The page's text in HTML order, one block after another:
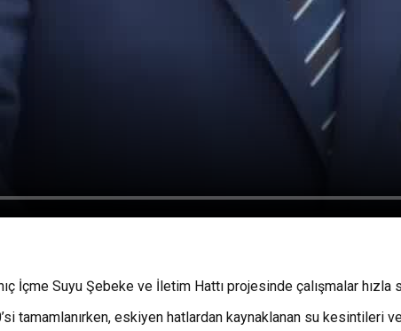
İçme Suyu Şebeke ve İletim Hattı projesinde çalışmalar hızla
tamamlanırken, eskiyen hatlardan kaynaklanan su kesintileri ve